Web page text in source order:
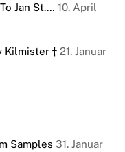
Jan St.… 10. April
Kilmister † 21. Januar
Samples 31. Januar